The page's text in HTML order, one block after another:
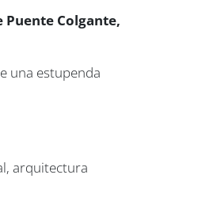
Puente Colgante,
una estupenda
arquitectura